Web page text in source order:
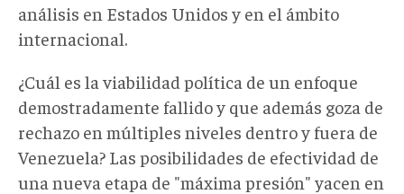
análisis en Estados Unidos y en el ámbito
internacional.
¿Cuál es la viabilidad política de un enfoque
demostradamente fallido y que además goza de
rechazo en múltiples niveles dentro y fuera de
Venezuela? Las posibilidades de efectividad de
una nueva etapa de "máxima presión" yacen en